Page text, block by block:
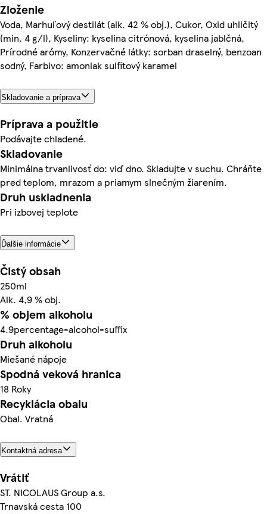
Zloženie
Voda, Marhuľový destilát (alk. 42 % obj.), Cukor, Oxid uhličitý
(min. 4 g/l), Kyseliny: kyselina citrónová, kyselina jablčná,
Prírodné arómy, Konzervačné látky: sorban draselný, benzoan
sodný, Farbivo: amoniak sulfitový karamel
Skladovanie a príprava
Príprava a použitie
Podávajte chladené.
Skladovanie
Minimálna trvanlivosť do: viď dno. Skladujte v suchu. Chráňte
pred teplom, mrazom a priamym slnečným žiarením.
Druh uskladnenia
Pri izbovej teplote
Ďalšie informácie
Čistý obsah
250ml
Alk. 4,9 % obj.
% objem alkoholu
4.9percentage-alcohol-suffix
Druh alkoholu
Miešané nápoje
Spodná veková hranica
18 Roky
Recyklácia obalu
Obal. Vratná
Kontaktná adresa
Vrátiť
ST. NICOLAUS Group a.s.
Trnavská cesta 100